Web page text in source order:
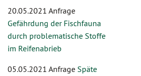
20.05.2021 Anfrage
Gefährdung der Fischfauna
durch problematische Stoffe
im Reifenabrieb
05.05.2021 Anfrage Späte